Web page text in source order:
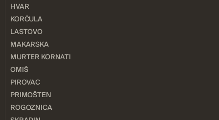
HVAR
KORČULA
LASTOVO
MAKARSKA
MURTER KORNATI
OMIŠ
PIROVAC
PRIMOŠTEN
ROGOZNICA